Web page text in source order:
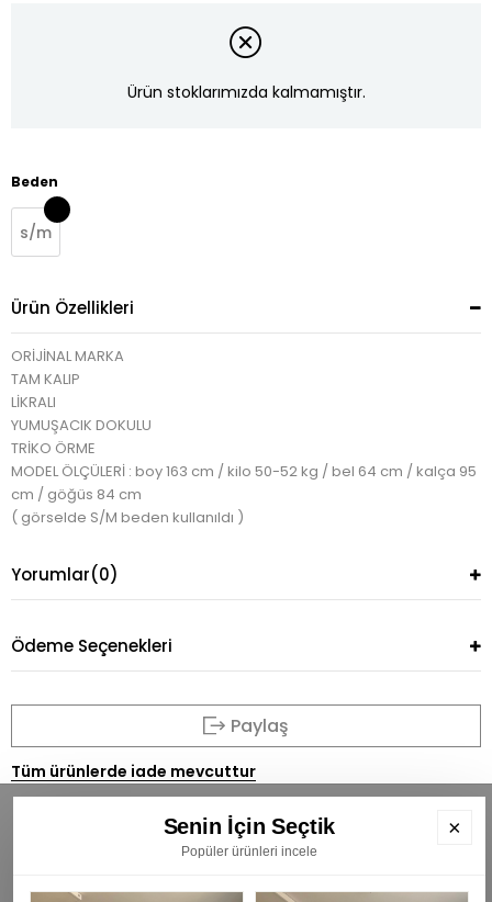
Ürün stoklarımızda kalmamıştır.
Beden
s/m
Ürün Özellikleri
ORİJİNAL MARKA
TAM KALIP
LİKRALI
YUMUŞACIK DOKULU
TRİKO ÖRME
MODEL ÖLÇÜLERİ : boy 163 cm / kilo 50-52 kg / bel 64 cm / kalça 95
cm / göğüs 84 cm
( görselde S/M beden kullanıldı )
Yorumlar(0)
Ödeme Seçenekleri
Paylaş
Tüm ürünlerde iade mevcuttur
Senin İçin Seçtik
Popüler ürünleri incele
×